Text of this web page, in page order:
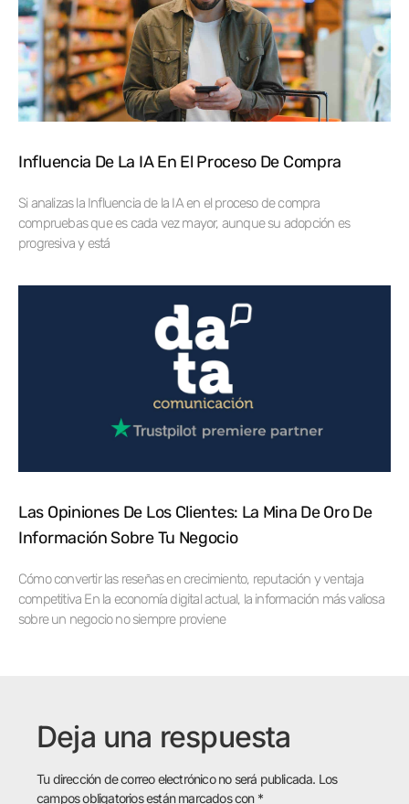
Influencia De La IA En El Proceso De Compra
Si analizas la Influencia de la IA en el proceso de compra
compruebas que es cada vez mayor, aunque su adopción es
progresiva y está
Las Opiniones De Los Clientes: La Mina De Oro De
Información Sobre Tu Negocio
Cómo convertir las reseñas en crecimiento, reputación y ventaja
competitiva En la economía digital actual, la información más valiosa
sobre un negocio no siempre proviene
Deja una respuesta
Tu dirección de correo electrónico no será publicada. Los
campos obligatorios están marcados con *